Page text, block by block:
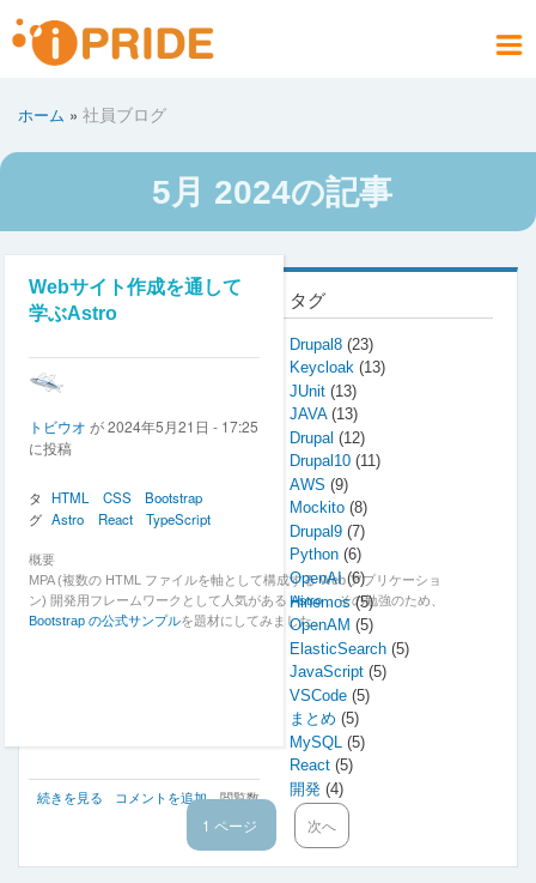
ツ
ュ
ーン
ホーム 社員ブログ
5月 2024の記事
Webサイト作成を通して
学ぶAstro
トビウオ が2024年5月21日 - 17:25
に投稿
タ
グ
HTML CSS
Bootstrap
Astro
React TypeScript
概要
MPA (複数の HTML ファイルを軸として構成する Web アプリケーショ
ン) 開発用フレームワークとして人気があるAstro。その勉強のため、
Bootstrap の公式サンプルを題材にしてみました。
Web
続きを見る コメントを追加
閲覧数
492
タグ
Drupal8 (23)
Keycloak (13)
JUnit (13)
JAVA (13)
Drupal (12)
Drupal10 (11)
AWS (9)
Mockito (8)
Drupal9 (7)
Python (6)
OpenAI(6)
Hinemos(5)
OpenAM (5)
ElasticSearch (5)
JavaScript (5)
VSCode (5)
まとめ (5)
MySQL (5)
React (5)
開発 (4)
ジ
1 ページ
次
ペ
ー
次へ